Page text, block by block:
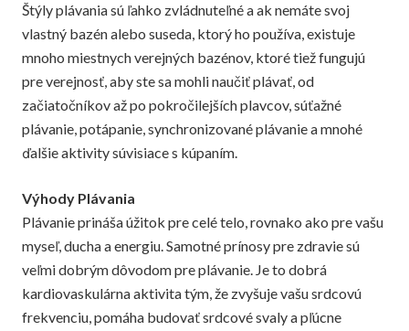
Štýly plávania sú ľahko zvládnuteľné a ak nemáte svoj
vlastný bazén alebo suseda, ktorý ho používa, existuje
mnoho miestnych verejných bazénov, ktoré tiež fungujú
pre verejnosť, aby ste sa mohli naučiť plávať, od
začiatočníkov až po pokročilejších plavcov, súťažné
plávanie, potápanie, synchronizované plávanie a mnohé
ďalšie aktivity súvisiace s kúpaním.
Výhody Plávania
Plávanie prináša úžitok pre celé telo, rovnako ako pre vašu
myseľ, ducha a energiu. Samotné prínosy pre zdravie sú
veľmi dobrým dôvodom pre plávanie. Je to dobrá
kardiovaskulárna aktivita tým, že zvyšuje vašu srdcovú
frekvenciu, pomáha budovať srdcové svaly a pľúcne